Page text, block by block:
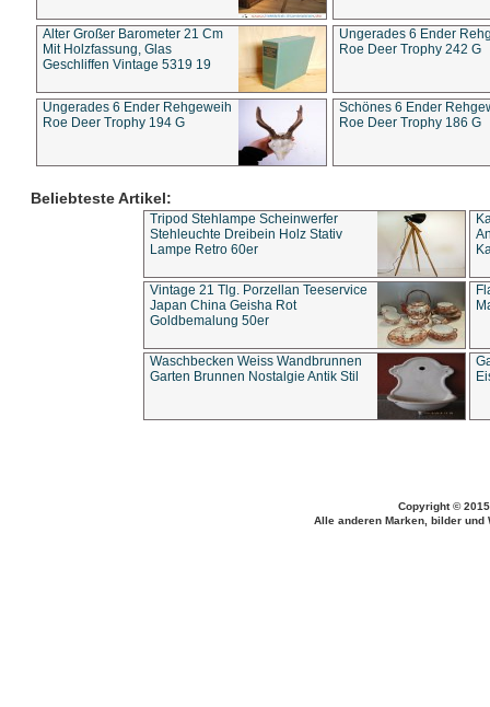
Alter Großer Barometer 21 Cm
Mit Holzfassung, Glas
Geschliffen Vintage 5319 19
Ungerades 6 Ender
Roe Deer Trophy 242 G
Ungerades 6 Ender Rehgeweih
Roe Deer Trophy 194 G
Schönes 6 Ender
Roe Deer Trophy 186 G
Beliebteste Artikel:
Tripod Stehlampe Scheinwerfer
Stehleuchte Dreibein Holz Stativ
Lampe Retro 60er
Vintage 21 Tlg. Porzellan Teeservice
Japan China Geisha Rot
Goldbemalung 50er
Waschbecken Weiss Wandbrunnen
Garten Brunnen Nostalgie Antik Stil
Copyright ©
Alle anderen Marken, bilder und